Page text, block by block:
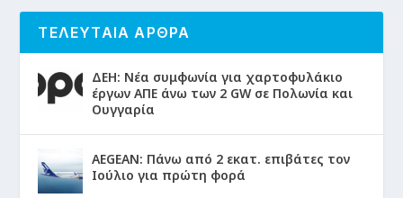
ΤΕΛΕΥΤΑΙΑ ΑΡΘΡΑ
ΔΕΗ: Νέα συμφωνία για χαρτοφυλάκιο
έργων ΑΠΕ άνω των 2 GW σε Πολωνία και
Ουγγαρία
AEGEAN: Πάνω από 2 εκατ. επιβάτες τον
Ιούλιο για πρώτη φορά